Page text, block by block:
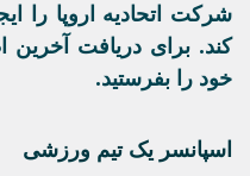
شرکت اتحادیه اروپا را
کند. برای دریافت
خود را بفرستید.
اسپانسر یک تیم ورزشی